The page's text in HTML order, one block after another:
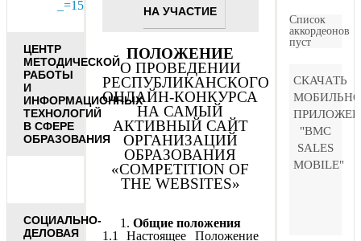
ЦЕНТР
МЕТОДИЧЕСКОЙ
РАБОТЫ
И
ИНФОРМАЦИОННЫХ
ТЕХНОЛОГИЙ
В СФЕРЕ
ОБРАЗОВАНИЯ
СОЦИАЛЬНО-
ДЕЛОВАЯ
Список
аккордеонов
пуст
СКАЧАТЬ
"BMC
SALES
MOBILE"
НА УЧАСТИЕ
ПОЛОЖЕНИЕ
О ПРОВЕДЕНИИ
РЕСПУБЛИКАНСКОГО
ОНЛАЙН-КОНКУРСА
НА САМЫЙ
АКТИВНЫЙ САЙТ
ОРГАНИЗАЦИЙ
ОБРАЗОВАНИЯ
«COMPETITION OF
THE WEBSITES»
1. Общие положения
1.1 Настоящее Положение